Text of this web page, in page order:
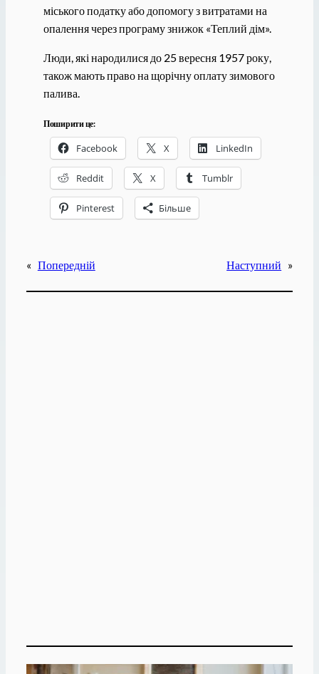
міського податку або допомогу з витратами на
опалення через програму знижок «Теплий дім».
Люди, які народилися до 25 вересня 1957 року,
також мають право на щорічну оплату зимового
палива.
Поширити це:
Facebook X LinkedIn
Reddit X Tumblr
Pinterest Більше
« Попередній Наступний »